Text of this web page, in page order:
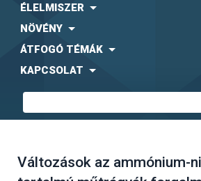
ÉLELMISZER
NÖVÉNY
ÁTFOGÓ TÉMÁK
KAPCSOLAT
Változások az ammónium-